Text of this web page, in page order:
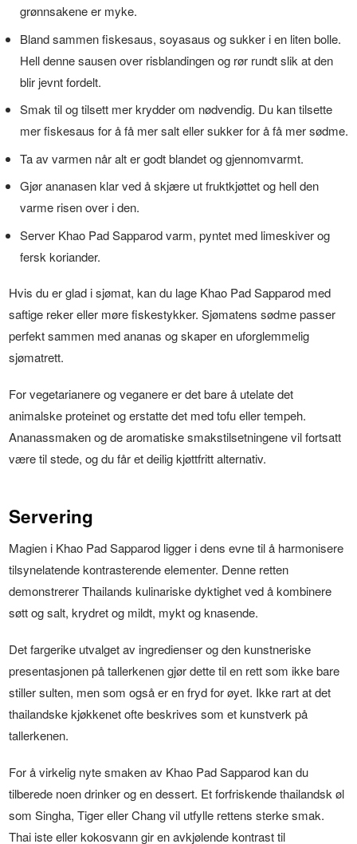
grønnsakene er myke.
Bland sammen fiskesaus, soyasaus og sukker i en liten bolle.
Hell denne sausen over risblandingen og rør rundt slik at den
blir jevnt fordelt.
Smak til og tilsett mer krydder om nødvendig. Du kan tilsette
mer fiskesaus for å få mer salt eller sukker for å få mer sødme.
Ta av varmen når alt er godt blandet og gjennomvarmt.
Gjør ananasen klar ved å skjære ut fruktkjøttet og hell den
varme risen over i den.
Server Khao Pad Sapparod varm, pyntet med limeskiver og
fersk koriander.
Hvis du er glad i sjømat, kan du lage Khao Pad Sapparod med
saftige reker eller møre fiskestykker. Sjømatens sødme passer
perfekt sammen med ananas og skaper en uforglemmelig
sjømatrett.
For vegetarianere og veganere er det bare å utelate det
animalske proteinet og erstatte det med tofu eller tempeh.
Ananassmaken og de aromatiske smakstilsetningene vil fortsatt
være til stede, og du får et deilig kjøttfritt alternativ.
Servering
Magien i Khao Pad Sapparod ligger i dens evne til å harmonisere
tilsynelatende kontrasterende elementer. Denne retten
demonstrerer Thailands kulinariske dyktighet ved å kombinere
søtt og salt, krydret og mildt, mykt og knasende.
Det fargerike utvalget av ingredienser og den kunstneriske
presentasjonen på tallerkenen gjør dette til en rett som ikke bare
stiller sulten, men som også er en fryd for øyet. Ikke rart at det
thailandske kjøkkenet ofte beskrives som et kunstverk på
tallerkenen.
For å virkelig nyte smaken av Khao Pad Sapparod kan du
tilberede noen drinker og en dessert. Et forfriskende thailandsk øl
som Singha, Tiger eller Chang vil utfylle rettens sterke smak.
Thai iste eller kokosvann gir en avkjølende kontrast til